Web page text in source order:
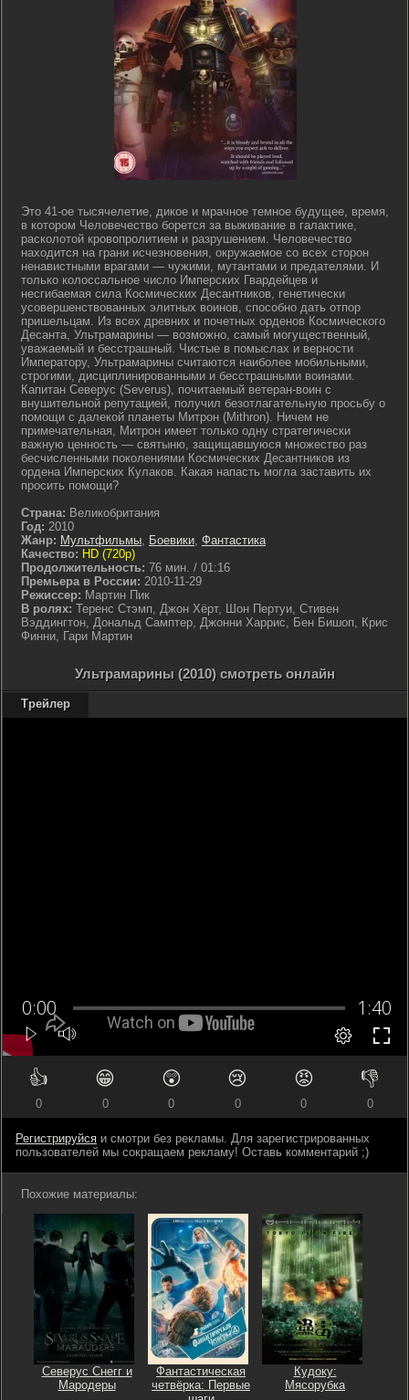
Это 41-ое тысячелетие, дикое и мрачное темное будущее, время,
в котором Человечество борется за выживание в галактике,
расколотой кровопролитием и разрушением. Человечество
находится на грани исчезновения, окружаемое со всех сторон
ненавистными врагами — чужими, мутантами и предателями. И
только колоссальное число Имперских Гвардейцев и
несгибаемая сила Космических Десантников, генетически
усовершенствованных элитных воинов, способно дать отпор
пришельцам. Из всех древних и почетных орденов Космического
Десанта, Ультрамарины — возможно, самый могущественный,
уважаемый и бесстрашный. Чистые в помыслах и верности
Императору, Ультрамарины считаются наиболее мобильными,
строгими, дисциплинированными и бесстрашными воинами.
Капитан Северус (Severus), почитаемый ветеран-воин с
внушительной репутацией, получил безотлагательную просьбу о
помощи с далекой планеты Митрон (Mithron). Ничем не
примечательная, Митрон имеет только одну стратегически
важную ценность — святыню, защищавшуюся множество раз
бесчисленными поколениями Космических Десантников из
ордена Имперских Кулаков. Какая напасть могла заставить их
просить помощи?
Страна: Великобритания
Год: 2010
Жанр: Мультфильмы, Боевики, Фантастика
Качество: HD (720p)
Продолжительность: 76 мин. / 01:16
Премьера в России: 2010-11-29
Режиссер: Мартин Пик
В ролях: Теренс Стэмп, Джон Хёрт, Шон Пертуи, Стивен
Вэддингтон, Дональд Самптер, Джонни Харрис, Бен Бишоп, Крис
Финни, Гари Мартин
Ультрамарины (2010) смотреть онлайн
Трейлер
👍
0
😁
0
😲
0
😢
0
😡
0
👎
0
Регистрируйся и смотри без рекламы. Для зарегистрированных
пользователей мы сокращаем рекламу! Оставь комментарий ;)
Похожие материалы:
Северус Снегг и
Мародеры
Фантастическая
четвёрка: Первые
Кудоку:
Мясорубка